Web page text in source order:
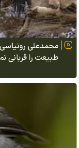
محمدعلی
طبیعت را قربانی